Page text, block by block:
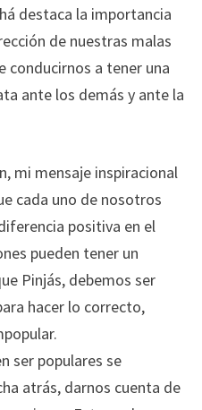
destaca la importancia
de nuestras malas
conducirnos a tener una
ante los demás y ante la
mi mensaje inspiracional
cada uno de nosotros
positiva en el
pueden tener un
Pinjás, debemos ser
hacer lo correcto,
ser populares se
atrás, darnos cuenta de